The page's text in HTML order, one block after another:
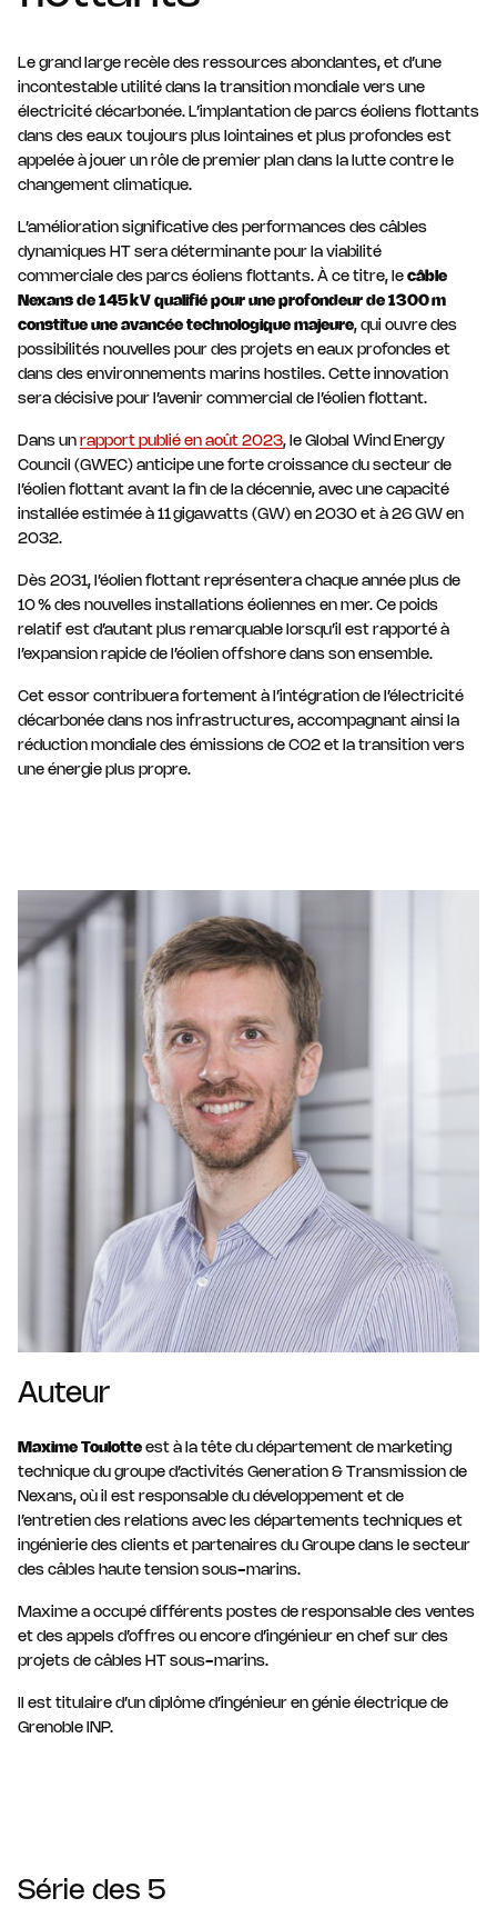
Le grand large recèle des ressources abondantes, et d’une
incontestable utilité dans la transition mondiale vers une
électricité décarbonée. L’implantation de parcs éoliens flottants
dans des eaux toujours plus lointaines et plus profondes est
appelée à jouer un rôle de premier plan dans la lutte contre le
changement climatique.
L’amélioration significative des performances des câbles
dynamiques HT sera déterminante pour la viabilité
commerciale des parcs éoliens flottants. À ce titre, le câble
Nexans de 145 kV qualifié pour une profondeur de 1300 m
constitue une avancée technologique majeure, qui ouvre des
possibilités nouvelles pour des projets en eaux profondes et
dans des environnements marins hostiles. Cette innovation
sera décisive pour l’avenir commercial de l’éolien flottant.
Dans un rapport publié en août 2023, le Global Wind Energy
Council (GWEC) anticipe une forte croissance du secteur de
l’éolien flottant avant la fin de la décennie, avec une capacité
installée estimée à 11 gigawatts (GW) en 2030 et à 26 GW en
2032.
Dès 2031, l’éolien flottant représentera chaque année plus de
10 % des nouvelles installations éoliennes en mer. Ce poids
relatif est d’autant plus remarquable lorsqu’il est rapporté à
l’expansion rapide de l’éolien offshore dans son ensemble.
Cet essor contribuera fortement à l’intégration de l’électricité
décarbonée dans nos infrastructures, accompagnant ainsi la
réduction mondiale des émissions de CO2 et la transition vers
une énergie plus propre.
Auteur
Maxime Toulotte est à la tête du département de marketing
technique du groupe d’activités Generation & Transmission de
Nexans, où il est responsable du développement et de
l’entretien des relations avec les départements techniques et
ingénierie des clients et partenaires du Groupe dans le secteur
des câbles haute tension sous-marins.
Maxime a occupé différents postes de responsable des ventes
et des appels d’offres ou encore d’ingénieur en chef sur des
projets de câbles HT sous-marins.
Il est titulaire d’un diplôme d’ingénieur en génie électrique de
Grenoble INP.
Série des 5